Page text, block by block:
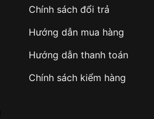
Chính sách đổi trả
Hướng dẫn mua hàng
Hướng dẫn thanh toán
Chính sách kiểm hàng